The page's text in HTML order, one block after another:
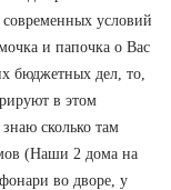
условий
и папочка о Вас
бюджетных дел, то,
в этом
сколько там
(Наши 2 дома на
во дворе, у